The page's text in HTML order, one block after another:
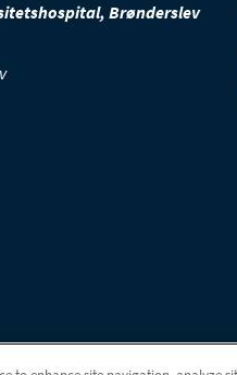
Brønderslev